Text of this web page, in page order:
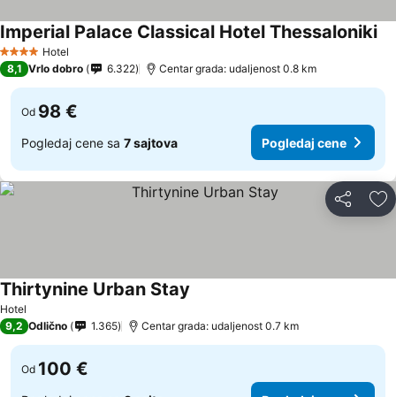
4 ZvezdiceHotel
Imperial Palace Classical Hotel Thessaloniki
8,1 Vrlo dobro 6.322 Centar grada: udaljenost 0.8 km
Od 98 €
Pogledaj cene sa 7 sajtova Pogledaj cene
Deli
Hotel
Thirtynine Urban Stay
9,2 Odlično 1.365 Centar grada: udaljenost 0.7 km
Od 100 €